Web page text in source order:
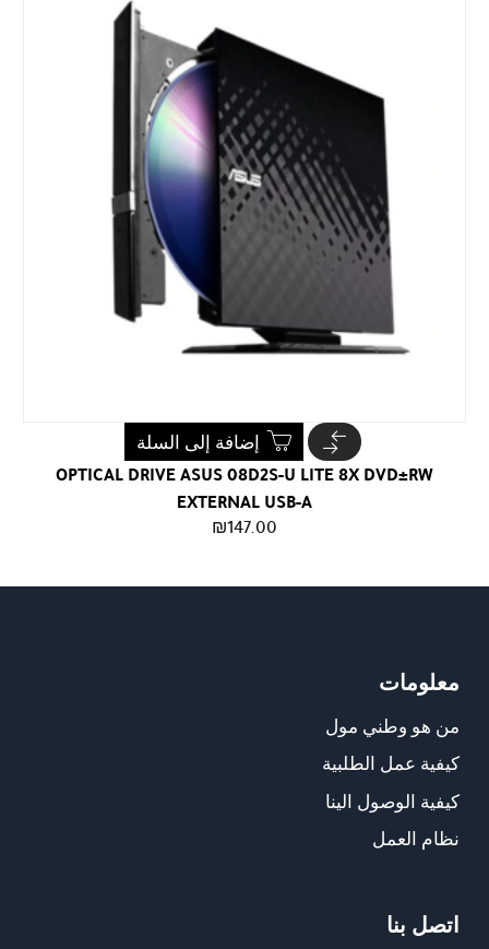
OPTICAL DRIVE ASUS 08D2S-U LITE 8X DVD±RW
EXTERNAL USB-A
₪147.00
إضافة إلى السلة
معلومات
من هو وطني مول
كيفية عمل الطلبية
كيفية الوصول الينا
نظام العمل
اتصل بنا